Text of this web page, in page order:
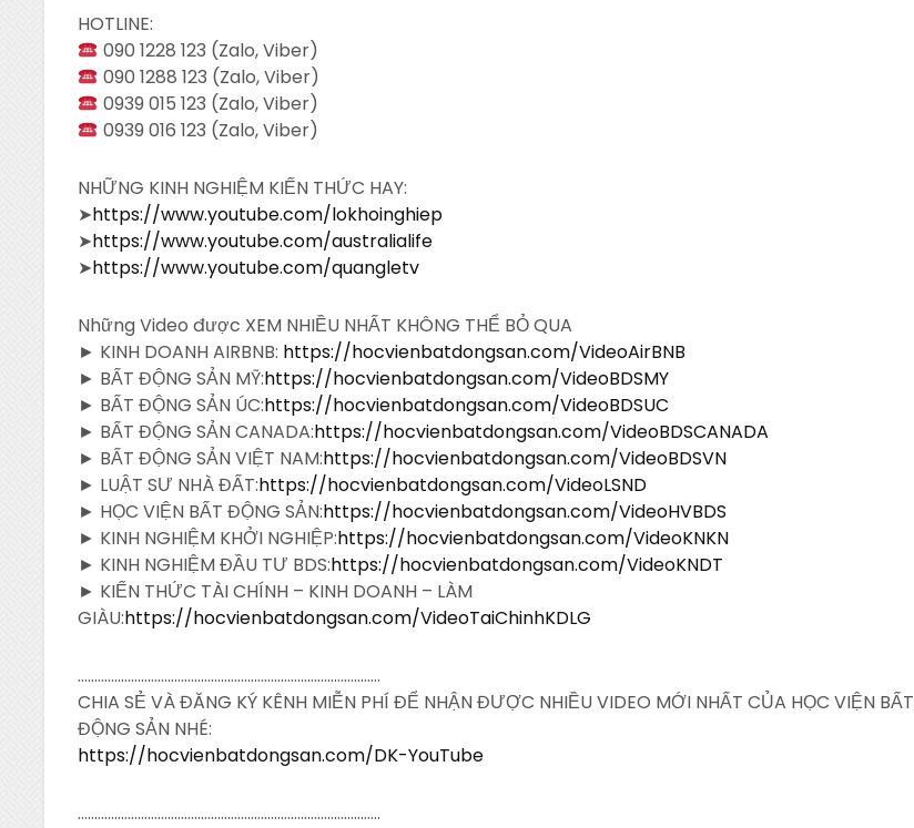
HOTLINE:
090 1228 123 (Zalo, Viber)
090 1288 123 (Zalo, Viber)
0939 015 123 (Zalo, Viber)
0939 016 123 (Zalo, Viber)
NHỮNG KINH NGHIỆM KIẾN THỨC HAY:
➤https://www.youtube.com/lokhoinghiep
➤https://www.youtube.com/australialife
➤https://www.youtube.com/quangletv
Những Video được XEM NHIỀU NHẤT KHÔNG THỂ BỎ QUA
► KINH DOANH AIRBNB: https://hocvienbatdongsan.com/VideoAirBNB
► BẤT ĐỘNG SẢN MỸ:https://hocvienbatdongsan.com/VideoBDSMY
► BẤT ĐỘNG SẢN ÚC:https://hocvienbatdongsan.com/VideoBDSUC
► BẤT ĐỘNG SẢN CANADA:https://hocvienbatdongsan.com/VideoBDSCANADA
► BẤT ĐỘNG SẢN VIỆT NAM:https://hocvienbatdongsan.com/VideoBDSVN
► LUẬT SƯ NHÀ ĐẤT:https://hocvienbatdongsan.com/VideoLSND
► HỌC VIỆN BẤT ĐỘNG SẢN:https://hocvienbatdongsan.com/VideoHVBDS
► KINH NGHIỆM KHỞI NGHIỆP:https://hocvienbatdongsan.com/VideoKNKN
► KINH NGHIỆM ĐẦU TƯ BDS:https://hocvienbatdongsan.com/VideoKNDT
► KIẾN THỨC TÀI CHÍNH – KINH DOANH – LÀM
GIÀU:https://hocvienbatdongsan.com/VideoTaiChinhKDLG
……………………………………………………………………………….
CHIA SẺ VÀ ĐĂNG KÝ KÊNH MIỄN PHÍ ĐỂ NHẬN ĐƯỢC NHIỀU VIDEO MỚI NHẤT CỦA HỌC VIỆN BẤT
ĐỘNG SẢN NHÉ:
https://hocvienbatdongsan.com/DK-YouTube
……………………………………………………………………………….